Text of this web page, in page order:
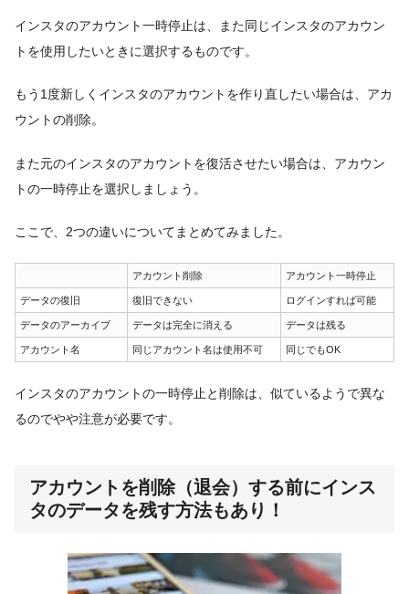
インスタのアカウント一時停止は、また同じインスタのアカウン
トを使用したいときに選択するものです。
もう1度新しくインスタのアカウントを作り直したい場合は、アカ
ウントの削除。
また元のインスタのアカウントを復活させたい場合は、アカウン
トの一時停止を選択しましょう。
ここで、2つの違いについてまとめてみました。
アカウント削除 アカウント一時停止
データの復旧 復旧できない ログインすれば可能
データのアーカイブ データは完全に消える データは残る
アカウント名 同じアカウント名は使用不可 同じでもOK
インスタのアカウントの一時停止と削除は、似ているようで異な
るのでやや注意が必要です。
アカウントを削除（退会）する前にインス
タのデータを残す方法もあり！